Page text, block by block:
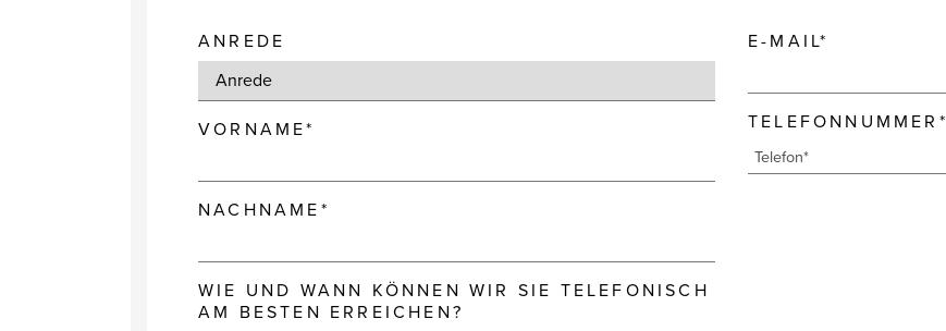
ANREDE
VORNAME*
NACHNAME*
E-MAIL*
TELEFONNUMMER*
WIE UND WANN KÖNNEN WIR SIE TELEFONISCH
AM BESTEN ERREICHEN?